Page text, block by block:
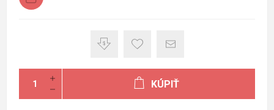
KÚPIŤ